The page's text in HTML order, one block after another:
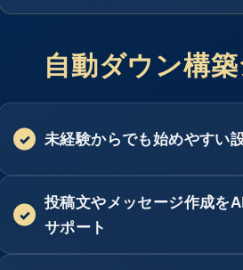
自動ダウン構
未経験からでも始めやすい
投稿文やメッセージ作成を
サポート